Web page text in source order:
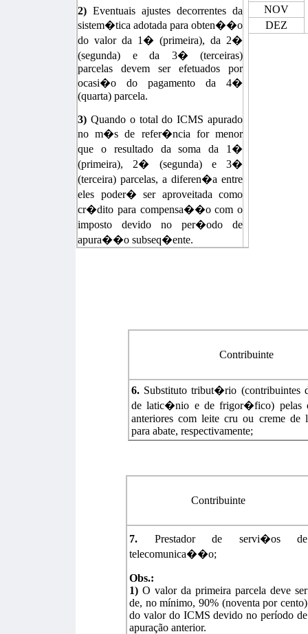
2) Eventuais ajustes decorrentes da
sistem�tica adotada para obten��o
do valor da 1� (primeira), da 2�
(segunda) e da 3� (terceiras)
parcelas devem ser efetuados por
ocasi�o do pagamento da 4�
(quarta) parcela.
3) Quando o total do ICMS apurado
no m�s de refer�ncia for menor
que o resultado da soma da 1�
(primeira), 2� (segunda) e 3�
(terceira) parcelas, a diferen�a entre
eles poder� ser aproveitada como
cr�dito para compensa��o com o
imposto devido no per�odo de
apura��o subseq�ente.
NOV
DEZ
Contribuinte
6. Substituto tribut�rio (contribuintes
de latic�nio e de frigor�fico) pelas
anteriores com leite cru ou creme de
para abate, respectivamente;
Contribuinte
7. Prestador de servi�os de
telecomunica��o;
Obs.:
1) O valor da primeira parcela deve ser
de, no mínimo, 90% (noventa por cento)
do valor do ICMS devido no período de
apuração anterior.